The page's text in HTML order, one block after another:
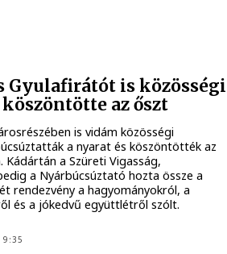
Gyulafirátót is közösségi
az őszt
is vidám közösségi
a nyarat és köszöntötték az
Kádártán a Szüreti Vigasság,
a Nyárbúcsúztató hozta össze a
rendezvény a hagyományokról, a
és a jókedvű együttlétről szólt.
9:35